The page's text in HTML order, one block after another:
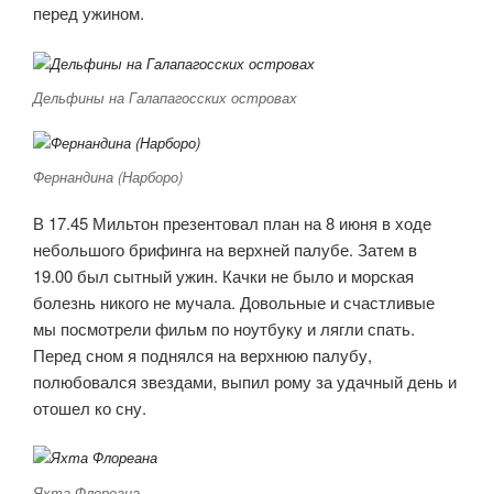
перед ужином.
Дельфины на Галапагосских островах
Фернандина (Нарборо)
В 17.45 Мильтон презентовал план на 8 июня в ходе
небольшого брифинга на верхней палубе. Затем в
19.00 был сытный ужин. Качки не было и морская
болезнь никого не мучала. Довольные и счастливые
мы посмотрели фильм по ноутбуку и лягли спать.
Перед сном я поднялся на верхнюю палубу,
полюбовался звездами, выпил рому за удачный день и
отошел ко сну.